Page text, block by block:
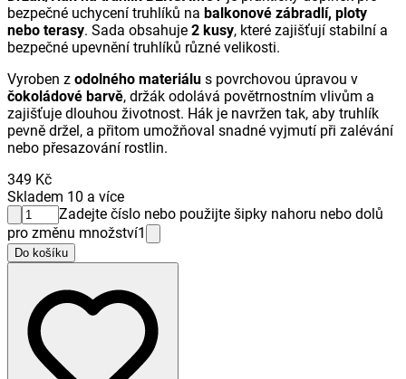
bezpečné uchycení truhlíků na balkonové zábradlí, ploty
nebo terasy. Sada obsahuje 2 kusy, které zajišťují stabilní a
bezpečné upevnění truhlíků různé velikosti.
Vyroben z odolného materiálu s povrchovou úpravou v
čokoládové barvě, držák odolává povětrnostním vlivům a
zajišťuje dlouhou životnost. Hák je navržen tak, aby truhlík
pevně držel, a přitom umožňoval snadné vyjmutí při zalévání
nebo přesazování rostlin.
349 Kč
Skladem 10 a více
Zadejte číslo nebo použijte šipky nahoru nebo dolů
pro změnu množství1
Do košíku